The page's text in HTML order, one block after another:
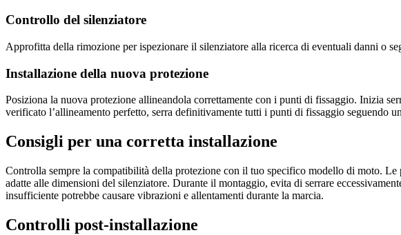
Controllo del silenziatore
Approfitta della rimozione per ispezionare il silenziatore alla ricerca di eventuali danni o
Installazione della nuova protezione
Posiziona la nuova protezione allineandola correttamente con i punti di fissaggio. Inizia
verificato l’allineamento perfetto, serra definitivamente tutti i punti di fissaggio seguendo
Consigli per una corretta installazione
Controlla sempre la compatibilità della protezione con il tuo specifico modello di moto.
adatte alle dimensioni del silenziatore. Durante il montaggio, evita di serrare
insufficiente potrebbe causare vibrazioni e allentamenti durante la marcia.
Controlli post-installazione